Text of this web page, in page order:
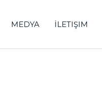
MEDYA İLETIŞIM